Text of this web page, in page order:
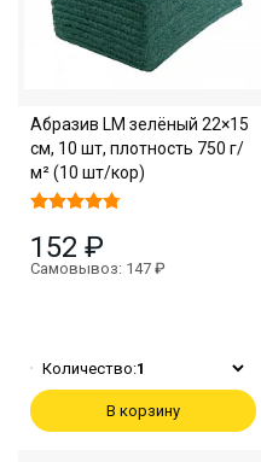
Абразив LM зелёный 22×15
см, 10 шт, плотность 750 г/
м² (10 шт/кор)
152 ₽
Самовывоз: 147 ₽
Количество:1
В корзину